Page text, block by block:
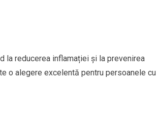
la reducerea inflamației și la prevenirea
o alegere excelentă pentru persoanele cu